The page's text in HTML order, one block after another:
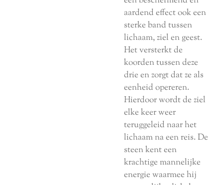
aardend effect ook een
sterke band tussen
lichaam, ziel en geest.
Het versterkt de
koorden tussen deze
drie en zorgt dat ze als
eenheid opereren.
Hierdoor wordt de ziel
elke keer weer
teruggeleid naar het
lichaam na een reis. De
steen kent een
krachtige mannelijke
energie waarmee hij